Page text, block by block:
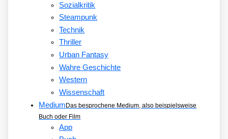
Sozialkritik
Steampunk
Technik
Thriller
Urban Fantasy
Wahre Geschichte
Western
Wissenschaft
MediumDas besprochene Medium, also beispielsweise
Buch oder Film
App